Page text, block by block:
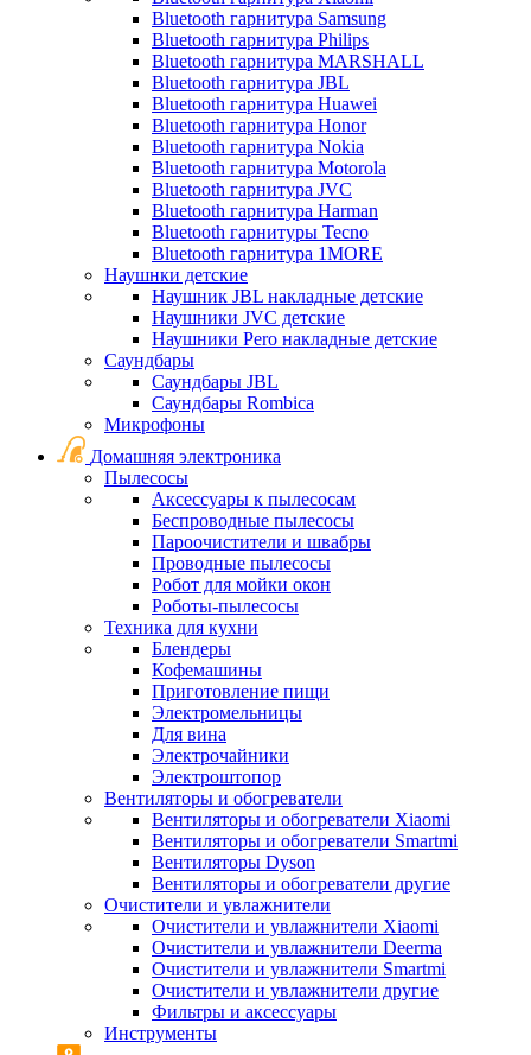
Bluetooth гарнитура Samsung
Bluetooth гарнитура Philips
Bluetooth гарнитура MARSHALL
Bluetooth гарнитура JBL
Bluetooth гарнитура Huawei
Bluetooth гарнитура Honor
Bluetooth гарнитура Nokia
Bluetooth гарнитура Motorola
Bluetooth гарнитура JVC
Bluetooth гарнитура Harman
Bluetooth гарнитуры Tecno
Bluetooth гарнитура 1MORE
Наушнки детские
Наушник JBL накладные детские
Наушники JVC детские
Наушники Pero накладные детские
Саундбары
Саундбары JBL
Саундбары Rombica
Микрофоны
Домашняя электроника
Пылесосы
Аксессуары к пылесосам
Беспроводные пылесосы
Пароочистители и швабры
Проводные пылесосы
Робот для мойки окон
Роботы-пылесосы
Техника для кухни
Блендеры
Кофемашины
Приготовление пищи
Электромельницы
Для вина
Электрочайники
Электроштопор
Вентиляторы и обогреватели
Вентиляторы и обогреватели Xiaomi
Вентиляторы и обогреватели Smartmi
Вентиляторы Dyson
Вентиляторы и обогреватели другие
Очистители и увлажнители
Очистители и увлажнители Xiaomi
Очистители и увлажнители Deerma
Очистители и увлажнители Smartmi
Очистители и увлажнители другие
Фильтры и аксессуары
Инструменты